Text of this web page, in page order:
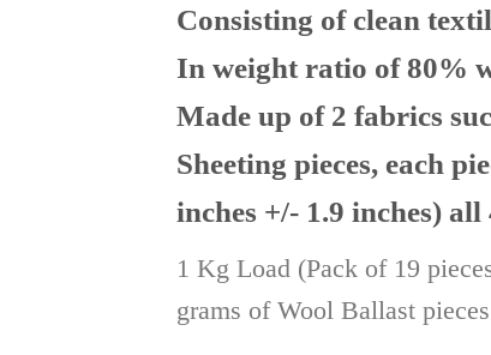
Consisting of clean
In weight ratio of 80%
Made up of 2 fabrics
Sheeting pieces, each
inches +/- 1.9 inches) all
1 Kg Load (Pack of 19
grams of Wool Ballast